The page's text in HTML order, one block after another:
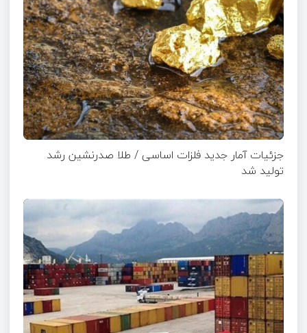
جزئیات آمار جدید فلزات اساسی / طلا صدرنشین رشد
تولید شد